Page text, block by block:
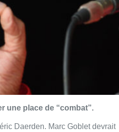
une place de “combat”.
Daerden. Marc Goblet devrait